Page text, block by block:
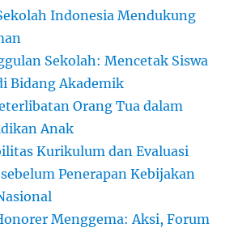
Indonesia Mendukung
Sekolah: Mencetak Siswa
Bidang Akademik
Orang Tua dalam
Anak
Kurikulum dan Evaluasi
Penerapan Kebijakan
Menggema: Aksi, Forum